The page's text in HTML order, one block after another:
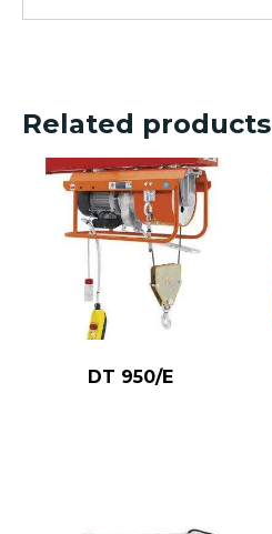
Related products
DT 950/E